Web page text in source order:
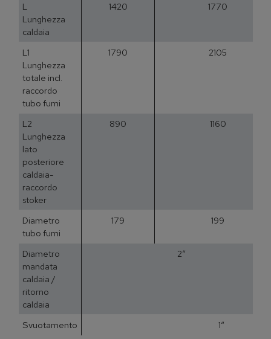
L
Lunghezza
caldaia
1420 1770
L1
Lunghezza
totale incl.
raccordo
tubo fumi
1790 2105
L2
Lunghezza
lato
posteriore
caldaia-
raccordo
stoker
890 1160
Diametro
tubo fumi
179 199
Diametro
mandata
caldaia /
ritorno
caldaia
2“
Svuotamento 1“